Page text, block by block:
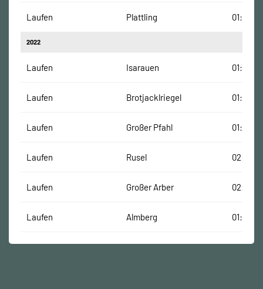
Laufen Plattling
2022
Laufen Isarauen
Laufen Brotjacklriegel
Laufen Großer Pfahl
Laufen Rusel
Laufen Großer Arber
Laufen Almberg